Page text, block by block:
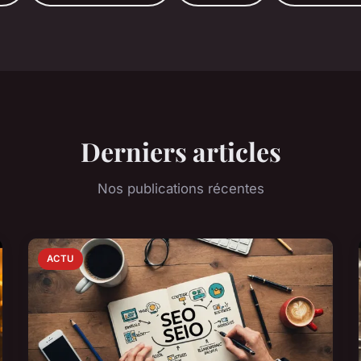
Derniers articles
Nos publications récentes
ACTU